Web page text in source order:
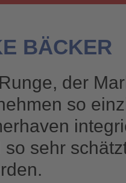
BÄCKER
der
so
sehr